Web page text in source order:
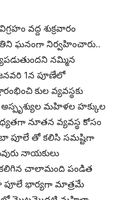
వద్ద శుక్రవారం
ఘనంగా నిర్వహించారు..
నమ్మిన
1న పూణేలో
కుల వ్యవస్థకు
మహిళల హక్కుల
నూతన వ్యవస్థ కోసం
పూలే తో కలిసి సమష్టిగా
నాయకులు
కలిగిన చాలామంది పండిత
పూలే భార్యగా మాత్రమే